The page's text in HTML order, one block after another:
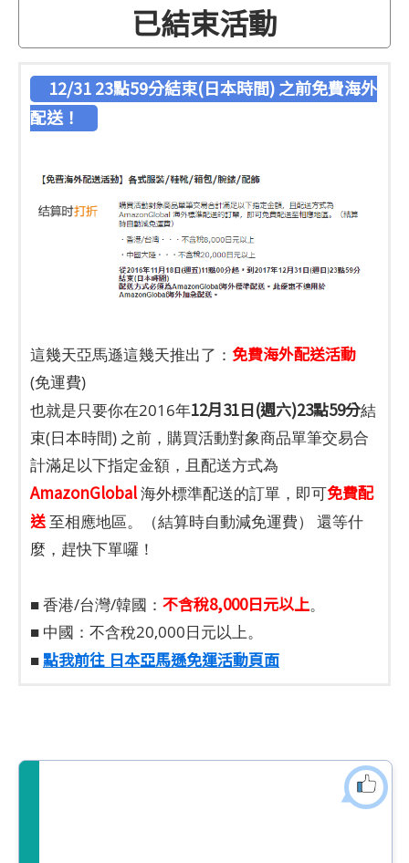
已結束活動
12/31 23點59分結束(日本時間) 之前免費海外
配送！
這幾天亞馬遜這幾天推出了： 免費海外配送活動
(免運費)
也就是只要你在2016年12月31日(週六)23點59分結
束(日本時間) 之前，購買活動對象商品單筆交易合
計滿足以下指定金額，且配送方式為
AmazonGlobal海外標準配送的訂單，即可免費配
送至相應地區。（結算時自動減免運費） 還等什
麼，趕快下單囉！
■ 香港/台灣/韓國： 不含稅8,000日元以上。
■ 中國：不含稅20,000日元以上。
■點我前往 日本亞馬遜免運活動頁面